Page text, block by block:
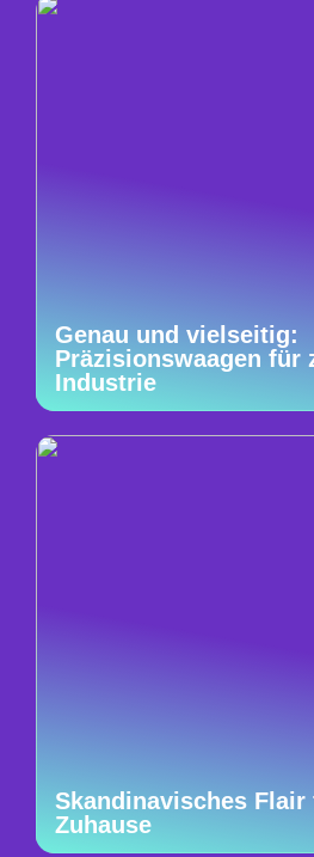
Genau und vielseitig:
Präzisionswaagen für
Industrie
Skandinavisches Flair
Zuhause